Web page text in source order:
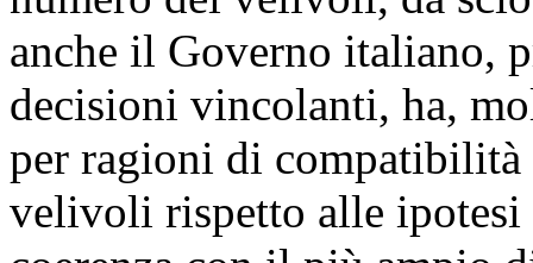
anche il Governo italiano,
decisioni vincolanti, ha,
per ragioni di
velivoli rispetto alle